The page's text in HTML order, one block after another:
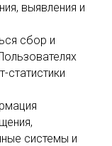
выявления и
сбор и
системы и